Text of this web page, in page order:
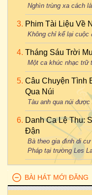
Nghìn trùng xa cách
Phim Tài Liệu Về
Không chỉ kể lại cuộc
Tháng Sáu Trời
Một ca khúc nhạc trữ
Câu Chuyện Tình
Qua Núi
Tàu anh qua núi
Danh Ca Lệ Thu:
Đận
Bà theo gia đình di
Pháp tại trường Les
BÀI HÁT MỚI ĐĂNG